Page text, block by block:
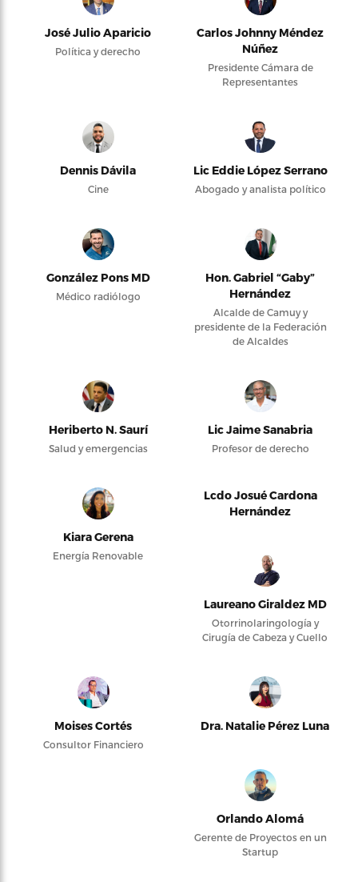
José Julio Aparicio
Política y derecho
Carlos Johnny Méndez
Núñez
Presidente Cámara de
Representantes
Dennis Dávila
Cine
Lic Eddie López Serrano
Abogado y analista político
González Pons MD
Médico radiólogo
Hon. Gabriel “Gaby”
Hernández
Alcalde de Camuy y
presidente de la Federación
de Alcaldes
Heriberto N. Saurí
Salud y emergencias
Lic Jaime Sanabria
Profesor de derecho
Kiara Gerena
Energía Renovable
Lcdo Josué Cardona
Hernández
Laureano Giraldez MD
Otorrinolaringología y
Cirugía de Cabeza y Cuello
Moises Cortés
Consultor Financiero
Dra. Natalie Pérez Luna
Orlando Alomá
Gerente de Proyectos en un
Startup